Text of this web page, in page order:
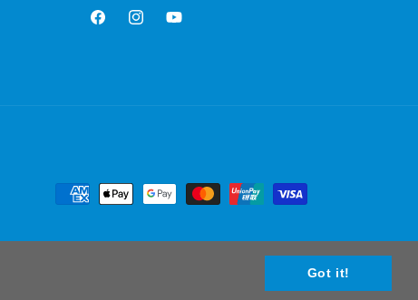
Got it!
FacebookInstagramYouTube
方